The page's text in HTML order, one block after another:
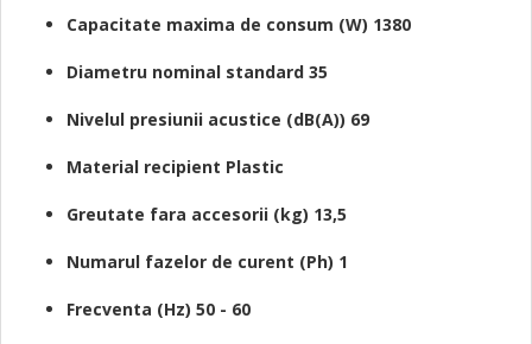
Capacitate maxima de consum (W) 1380
Diametru nominal standard 35
Nivelul presiunii acustice (dB(A)) 69
Material recipient Plastic
Greutate fara accesorii (kg) 13,5
Numarul fazelor de curent (Ph) 1
Frecventa (Hz) 50 - 60